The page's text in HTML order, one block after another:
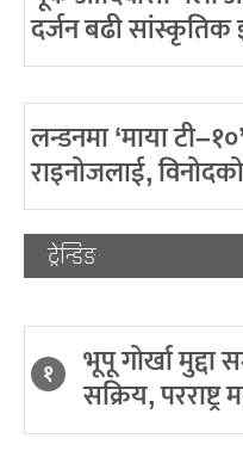
दर्जन बढी सांस्कृतिक
लन्डनमा ‘माया
राइनोजलाई,
ट्रेन्डिङ
१ भूपू गोर्खा
सक्रिय,